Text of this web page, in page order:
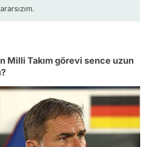
Milli Takım görevi sence uzun